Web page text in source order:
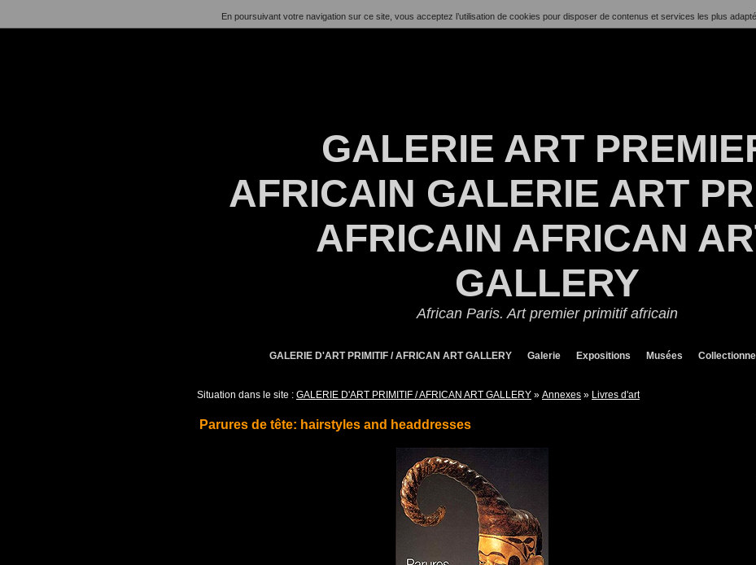
En poursuivant votre navigation sur ce site, vous acceptez l’utilisation de cookies pour disposer de contenus et services les plus
GALERIE ART
AFRICAIN GALERIE ART
AFRICAIN AFRICAN
GALLERY
African Paris. Art premier primitif africain
GALERIE D'ART PRIMITIF / AFRICAN ART GALLERY Galerie Expositions Musées
Situation dans le site : GALERIE D'ART PRIMITIF / AFRICAN ART GALLERY » Annexes » Livres d'art
Parures de tête: hairstyles and headdresses